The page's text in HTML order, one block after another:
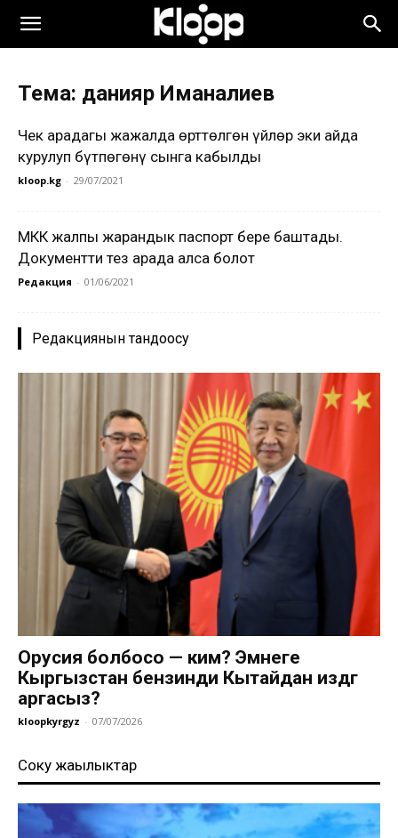
Тема: данияр Иманалиев
Чек арадагы жаңжалда өрттөлгөн үйлөр эки айда
курулуп бүтпөгөнү сынга кабылды
kloop.kg - 29/07/2021
МКК жалпы жарандык паспорт бере баштады.
Документти тез арада алса болот
Редакция - 01/06/2021
Редакциянын тандоосу
Орусия болбосо — ким? Эмнеге
Кыргызстан бензинди Кытайдан издөөгө
аргасыз?
kloopkyrgyz - 07/07/2026
Соңку жаңылыктар